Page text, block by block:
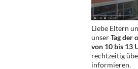
Liebe Eltern
unserTag der
von 10 bis 13
rechtzeitig
informieren.